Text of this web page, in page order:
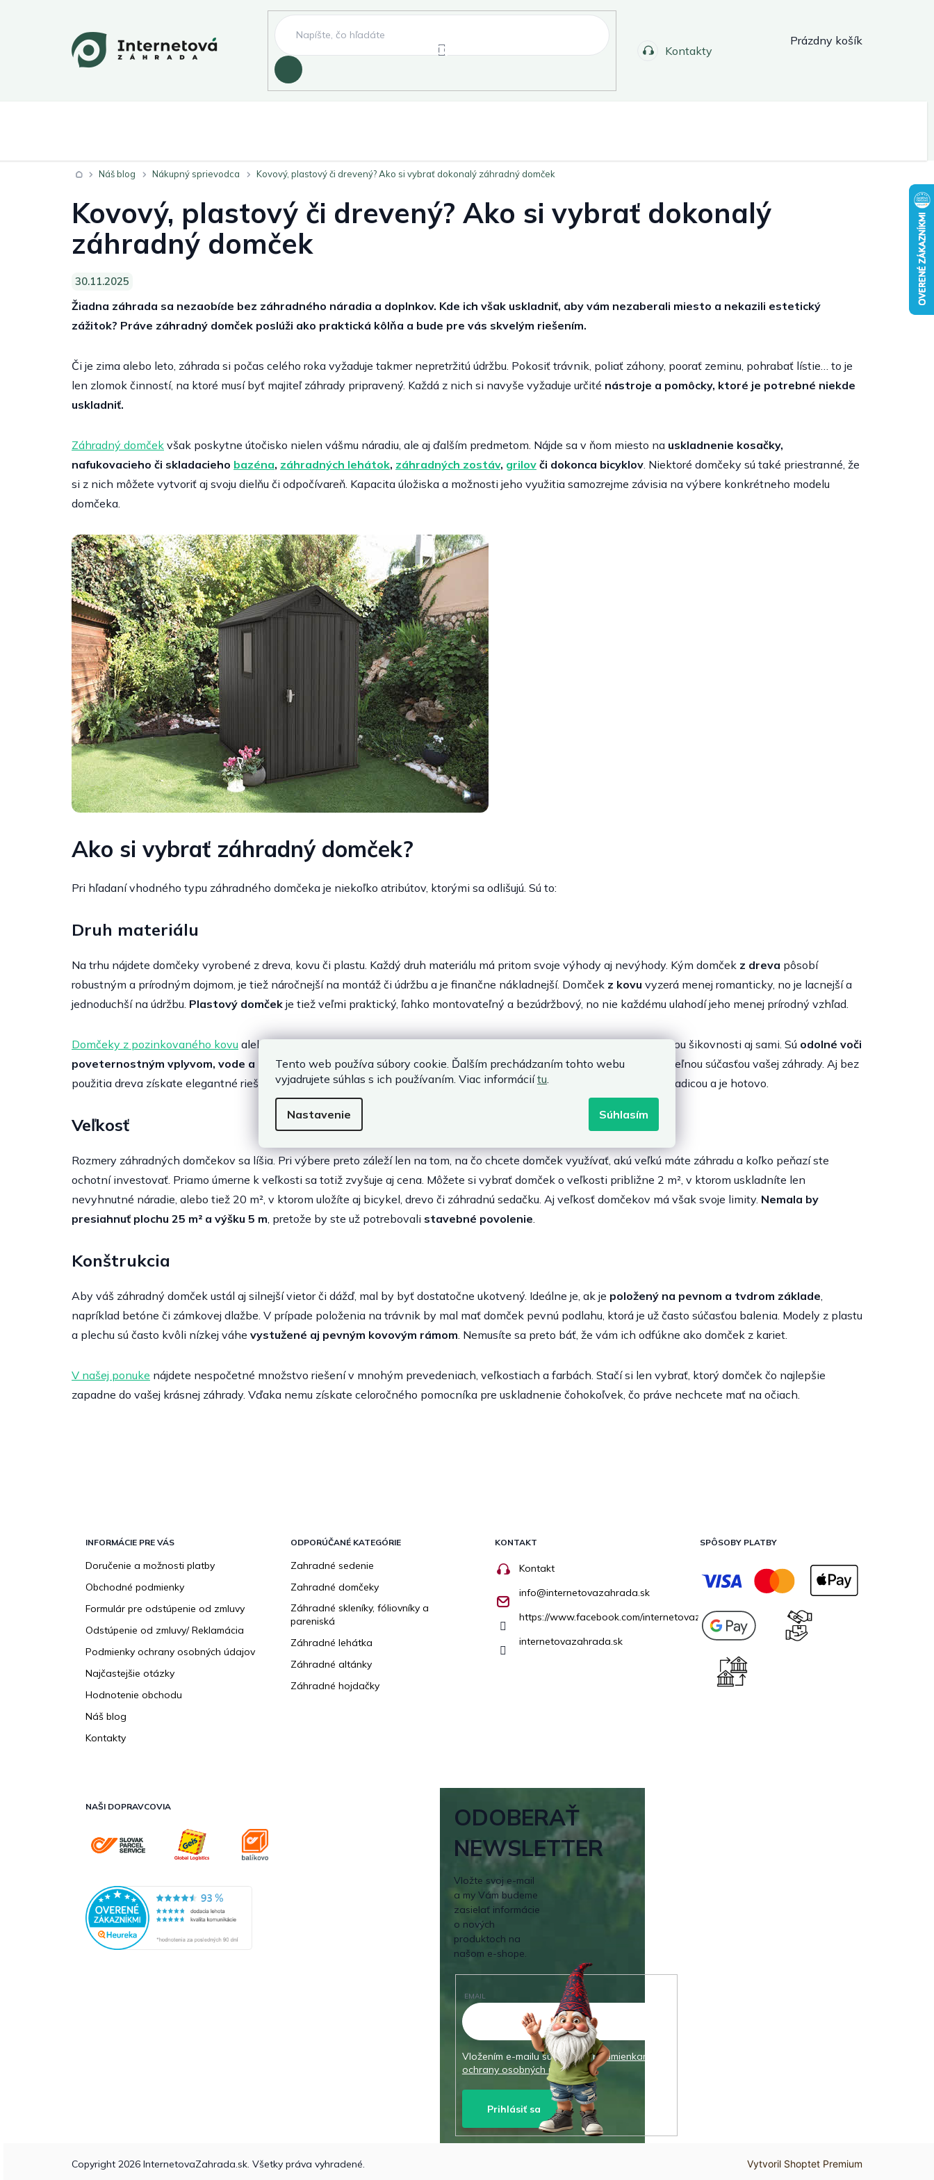
Tento web používa súbory cookie. Ďalším prechádzaním tohto webu
vyjadrujete súhlas s ich používaním. Viac informáciítu
Nastavenie Súhlasím
Hľadať
Kontakty
Nákupný
Prázdny košík
Záhradné osvetlenie Bazény a vírivky
Bývanie Chovateľské potreby Dielňa Pre deti Šport Novinky
DomovNáš blog Nákupný sprievodca Kovový, plastový či drevený? Ako si vybrať dokonalý záhradný domček
Kovový, plastový či drevený? Ako si vybrať dokonalý
záhradný domček
30.11.2025
Žiadna záhrada sa nezaobíde bez záhradného náradia a doplnkov. Kde ich však uskladniť, aby vám nezaberali miesto a nekazili estetický
zážitok? Práve záhradný domček poslúži ako praktická kôlňa a bude pre vás skvelým riešením.
Či je zima alebo leto, záhrada si počas celého roka vyžaduje takmer nepretržitú údržbu. Pokosiť trávnik, poliať záhony, poorať zeminu, pohrabať lístie… to je
len zlomok činností, na ktoré musí byť majiteľ záhrady pripravený. Každá z nich si navyše vyžaduje určité nástroje a pomôcky, ktoré je potrebné niekde
uskladniť.
Záhradný domček však poskytne útočisko nielen vášmu náradiu, ale aj ďalším predmetom. Nájde sa v ňom miesto na uskladnenie kosačky,
nafukovacieho či skladacieho bazéna, záhradných lehátok, záhradných zostáv, grilov či dokonca bicyklov. Niektoré domčeky sú také priestranné, že
si z nich môžete vytvoriť aj svoju dielňu či odpočívareň. Kapacita úložiska a možnosti jeho využitia samozrejme závisia na výbere konkrétneho modelu
domčeka.
Ako si vybrať záhradný domček?
Pri hľadaní vhodného typu záhradného domčeka je niekoľko atribútov, ktorými sa odlišujú. Sú to:
Druh materiálu
Na trhu nájdete domčeky vyrobené z dreva, kovu či plastu. Každý druh materiálu má pritom svoje výhody aj nevýhody. Kým domček z dreva pôsobí
robustným a prírodným dojmom, je tiež náročnejší na montáž či údržbu a je finančne nákladnejší. Domček z kovu vyzerá menej romanticky, no je lacnejší a
jednoduchší na údržbu. Plastový domček je tiež veľmi praktický, ľahko montovateľný a bezúdržbový, no nie každému ulahodí jeho menej prírodný vzhľad.
Domčeky z pozinkovaného kovu alebo , ktoré nájdete v našej ponuke, zmontujete s trochou šikovnosti aj sami. Sú odolné voči
poveternostným vplyvom, vode a UV žiareniu. Svoj vzhľad a funkčnosť si zachovajú aj dlhé roky a stanú sa neoceniteľnou súčasťou vašej záhrady. Aj bez
použitia dreva získate elegantné riešenie, na ktoré bude radosť pozerať. Pri znečistení ich navyše len stačí opláchnuť hadicou a je hotovo.
Veľkosť
Rozmery záhradných domčekov sa líšia. Pri výbere preto záleží len na tom, na čo chcete domček využívať, akú veľkú máte záhradu a koľko peňazí ste
ochotní investovať. Priamo úmerne k veľkosti sa totiž zvyšuje aj cena. Môžete si vybrať domček o veľkosti približne 2 m², v ktorom uskladníte len
nevyhnutné náradie, alebo tiež 20 m², v ktorom uložíte aj bicykel, drevo či záhradnú sedačku. Aj veľkosť domčekov má však svoje limity. Nemala by
presiahnuť plochu 25 m² a výšku 5 m, pretože by ste už potrebovali stavebné povolenie.
Konštrukcia
Aby váš záhradný domček ustál aj silnejší vietor či dážď, mal by byť dostatočne ukotvený. Ideálne je, ak je položený na pevnom a tvdrom základe,
napríklad betóne či zámkovej dlažbe. V prípade položenia na trávnik by mal mať domček pevnú podlahu, ktorá je už často súčasťou balenia. Modely z plastu
a plechu sú často kvôli nízkej váhe vystužené aj pevným kovovým rámom. Nemusíte sa preto báť, že vám ich odfúkne ako domček z kariet.
V našej ponuke nájdete nespočetné množstvo riešení v mnohým prevedeniach, veľkostiach a farbách. Stačí si len vybrať, ktorý domček čo najlepšie
zapadne do vašej krásnej záhrady. Vďaka nemu získate celoročného pomocníka pre uskladnenie čohokoľvek, čo práve nechcete mať na očiach.
INFORMÁCIE PRE VÁS
Doručenie a možnosti platby
Obchodné podmienky
Formulár pre odstúpenie od zmluvy
Odstúpenie od zmluvy/ Reklamácia
Podmienky ochrany osobných údajov
Najčastejšie otázky
Hodnotenie obchodu
Náš blog
Kontakty
ODPORÚČANÉ KATEGÓRIE
Zahradné sedenie
Zahradné domčeky
Záhradné skleníky, fóliovníky a
pareniská
Záhradné lehátka
Záhradné altánky
Záhradné hojdačky
KONTAKT
Kontakt
info@internetovazahrada.sk
https://www.facebook.com/internetovazahrada.sk/
internetovazahrada.sk
SPÔSOBY PLATBY
NAŠI DOPRAVCOVIA
ODOBERAŤ
NEWSLETTER
Vložte svoj e-mail
a my Vám budeme
zasielať informácie
o nových
produktoch na
našom e-shope.
EMAIL
Vložením e-mailu súhlasíte spodmienkami
ochrany osobných údajov
Prihlásiť sa
Vytvoril Shoptet Premium
Copyright 2026 InternetovaZahrada.sk. Všetky práva vyhradené.